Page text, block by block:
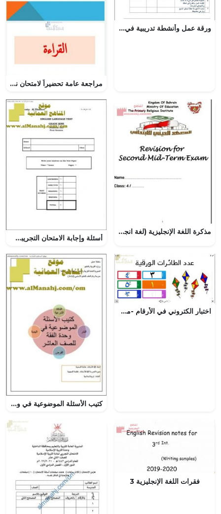
ورقة عمل وأنشطة تدريبية في درس أسلوب الاستثناء نموذج أول (لغة عربية) الثاني عشر
مراجعة عامة تحضيراً لامتحان نهاية الفصل, (لغة عربية) السابع
مذكرة اللغة الإنجليزية (لغة انجليزية) الرابع
أسئلة وإجابة الامتحان التجريبي الدور الأول في محافظة الظاهرة (لغة انجليزية) التاسع
اختبار الكتروني في الأرقام -مورد تعليمي (رياضيات) الأول
كتيب الأسئلة الموضوعية في وحدة الفقه والتجويد (تربية اسلامية) العاشر
فقرات اللغة الإنجليزية 3